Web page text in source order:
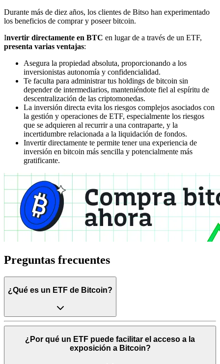
Durante más de diez años, los clientes de Bitso han experimentado
los beneficios de comprar y poseer bitcoin.
Invertir directamente en BTC en lugar de a través de un ETF,
presenta varias ventajas:
Asegura la propiedad absoluta, proporcionando a los
inversionistas autonomía y confidencialidad.
Te faculta para administrar tus holdings de bitcoin sin
depender de intermediarios, manteniéndote fiel al espíritu de
descentralización de las criptomonedas.
La inversión directa evita los riesgos complejos asociados con
la gestión y operaciones de ETF, especialmente los riesgos
que se adquieren al recurrir a una contraparte, y la
incertidumbre relacionada a la liquidación de fondos.
Invertir directamente te permite tener una experiencia de
inversión en bitcoin más sencilla y potencialmente más
gratificante.
Preguntas frecuentes
¿Qué es un ETF de Bitcoin?
¿Por qué un ETF puede facilitar el acceso a la
exposición a Bitcoin?